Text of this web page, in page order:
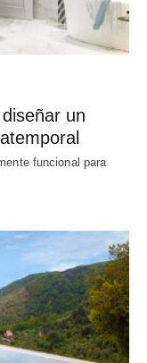
un
funcional para